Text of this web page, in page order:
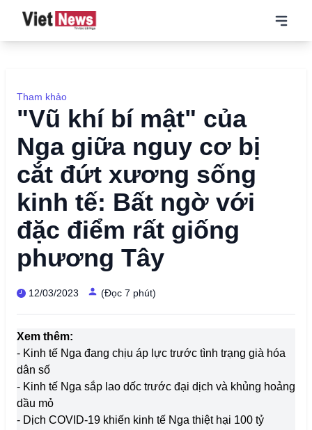
Tham khảo
"Vũ khí bí mật" của
Nga giữa nguy cơ bị
cắt đứt xương sống
kinh tế: Bất ngờ với
đặc điểm rất giống
phương Tây
12/03/2023 (Đọc 7 phút)
Xem thêm:
- Kinh tế Nga đang chịu áp lực trước tình trạng già hóa
dân số
- Kinh tế Nga sắp lao dốc trước đại dịch và khủng hoảng
dầu mỏ
- Dịch COVID-19 khiến kinh tế Nga thiệt hại 100 tỷ